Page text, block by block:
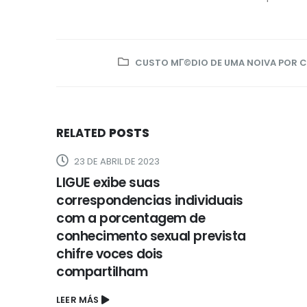
CUSTO MГ©DIO DE UMA NOIVA POR
RELATED POSTS
23 DE ABRIL DE 2023
LIGUE exibe suas
correspondencias individuais
com a porcentagem de
conhecimento sexual prevista
chifre voces dois
compartilham
LEER MÁS